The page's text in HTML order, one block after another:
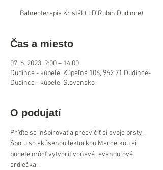
Balneoterapia Krištáľ ( LD Rubín Dudince)
Čas a miesto
07. 6. 2023, 9:00 – 14:00
Dudince - kúpele, Kúpeľná 106, 962 71 Dudince-
Dudince - kúpele, Slovensko
O podujatí
Príďte sa inšpirovať a precvičiť si svoje prsty.
Spolu so skúsenou lektorkou Marcelkou si
budete môcť vytvoriť voňavé levanduľové
srdiečka.